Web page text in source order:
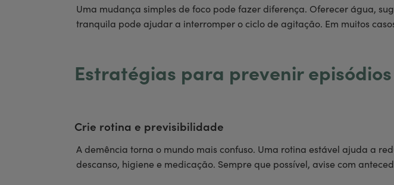
Uma mudança simples de foco pode fazer diferença. Oferecer água,
tranquila pode ajudar a interromper o ciclo de agitação. Em muitos
Estratégias para prevenir episódios
Crie rotina e previsibilidade
A demência torna o mundo mais confuso. Uma rotina estável ajuda a
descanso, higiene e medicação. Sempre que possível, avise com